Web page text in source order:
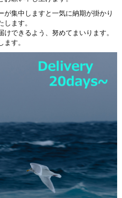
が集中しますと一気に納期が掛かり
ます。
できるよう、努めてまいります。
す。